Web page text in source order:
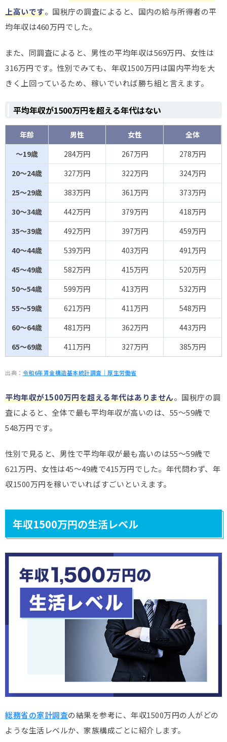
上高いです。国税庁の調査によると、国内の給与所得者の平
均年収は460万円でした。
また、同調査によると、男性の平均年収は569万円、女性は
316万円です。性別でみても、年収1500万円は国内平均を大
きく上回っているため、稼いでいれば勝ち組と言えます。
平均年収が1500万円を超える年代はない
年齢 男性 女性
全体
～19歳
284万円 267万円
278万円
20～24歳
327万円 322万円
324万円
25～29歳
383万円 361万円
373万円
30～34歳
442万円 379万円
418万円
35～39歳
492万円 397万円
459万円
40～44歳
539万円 403万円
491万円
45～49歳
582万円 415万円
520万円
50～54歳
599万円 413万円
532万円
55～59歳
621万円 411万円
548万円
60～64歳
481万円 362万円
443万円
65～69歳
411万円 327万円 385万円
出典： 令和6年賃金構造基本統計調査｜厚生労働省
平均年収が1500万円を超える年代はありません。国税庁の調
査によると、全体で最も平均年収が高いのは、55～59歳で
548万円です。
性別で見ると、男性で平均年収が最も高いのは55～59歳で
621万円、女性は45～49歳で415万円でした。年代問わず、年
収1500万円を稼いでいればすごいといえます。
年収1500万円の生活レベル
総務省の家計調査の結果を参考に、年収1500万円の人がどの
ような生活レベルか、家族構成ごとに紹介します。